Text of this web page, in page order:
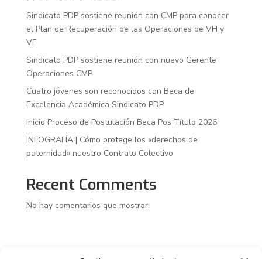
Sindicato PDP sostiene reunión con CMP para conocer
el Plan de Recuperación de las Operaciones de VH y
VE
Sindicato PDP sostiene reunión con nuevo Gerente
Operaciones CMP
Cuatro jóvenes son reconocidos con Beca de
Excelencia Académica Sindicato PDP
Inicio Proceso de Postulación Beca Pos Título 2026
INFOGRAFÍA | Cómo protege los «derechos de
paternidad» nuestro Contrato Colectivo
Recent Comments
No hay comentarios que mostrar.